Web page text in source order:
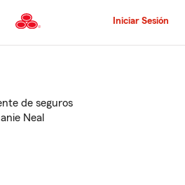
al
principal
Iniciar Sesión